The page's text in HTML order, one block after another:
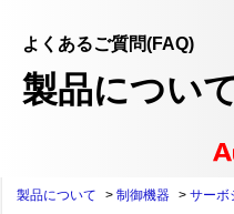
よくあるご質問(FAQ)
製品につい
製品について > 制御機器 > サーボ